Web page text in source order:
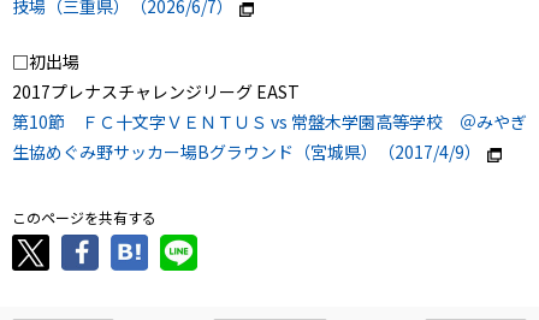
技場（三重県）（2026/6/7）
□初出場
2017プレナスチャレンジリーグ EAST
第10節 ＦＣ十文字ＶＥＮＴＵＳ vs 常盤木学園高等学校 ＠みやぎ
生協めぐみ野サッカー場Bグラウンド（宮城県）（2017/4/9）
このページを共有する